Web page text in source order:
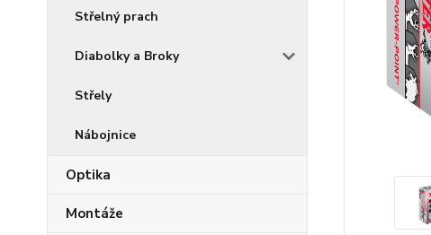
Střelný prach
Diabolky a Broky
Střely
Nábojnice
Optika
Montáže